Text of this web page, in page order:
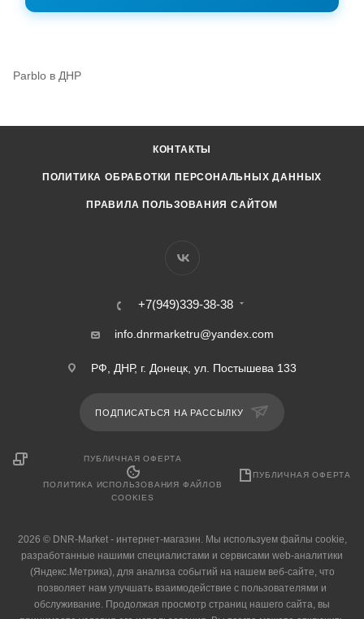
Parblo в ДНР
КОНТАКТЫ
ПОЛИТИКА ОБРАБОТКИ ПЕРСОНАЛЬНЫХ ДАННЫХ
ПРАВИЛА ПОЛЬЗОВАНИЯ САЙТОМ
+7(949)339-38-38
info.dnrmarketru@yandex.com
РФ, ДНР, г. Донецк, ул. Постышева 133
ПОДПИСАТЬСЯ НА РАССЫЛКУ
ПУБЛИЧНАЯ ОФЕРТА
ПОЛИТИКА ИСПОЛЬЗОВАНИЯ ФАЙЛОВ
COOKIES
ПУБЛИЧНАЯ ОФЕРТА
2026 © DNR-Market - интернет-магазин. Мы используем файлы cookie,
разработанные нашими специалистами и сервисами web-аналитики
(Яндекс.Метрика), для анализа событий на нашем веб-сайте, что
позволяет нам улучшать взаимодействие с пользователями и
обслуживание. Продолжая просмотр страниц нашего сайта, вы